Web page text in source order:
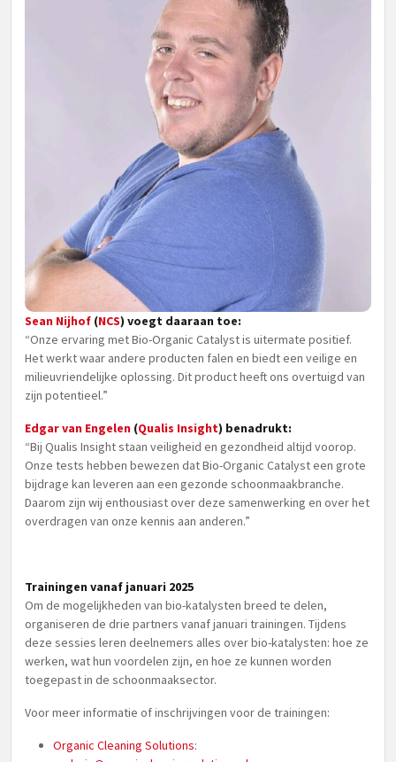
Sean Nijhof (NCS) voegt daaraan toe:
“Onze ervaring met Bio-Organic Catalyst is uitermate positief.
Het werkt waar andere producten falen en biedt een veilige en
milieuvriendelijke oplossing. Dit product heeft ons overtuigd van
zijn potentieel.”
Edgar van Engelen (Qualis Insight) benadrukt:
“Bij Qualis Insight staan veiligheid en gezondheid altijd voorop.
Onze tests hebben bewezen dat Bio-Organic Catalyst een grote
bijdrage kan leveren aan een gezonde schoonmaakbranche.
Daarom zijn wij enthousiast over deze samenwerking en over het
overdragen van onze kennis aan anderen.”
Trainingen vanaf januari 2025
Om de mogelijkheden van bio-katalysten breed te delen,
organiseren de drie partners vanaf januari trainingen. Tijdens
deze sessies leren deelnemers alles over bio-katalysten: hoe ze
werken, wat hun voordelen zijn, en hoe ze kunnen worden
toegepast in de schoonmaaksector.
Voor meer informatie of inschrijvingen voor de trainingen:
Organic Cleaning Solutions: